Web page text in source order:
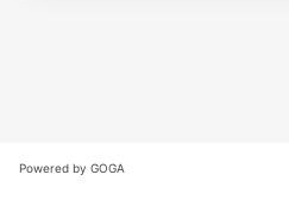
Powered by GOGA